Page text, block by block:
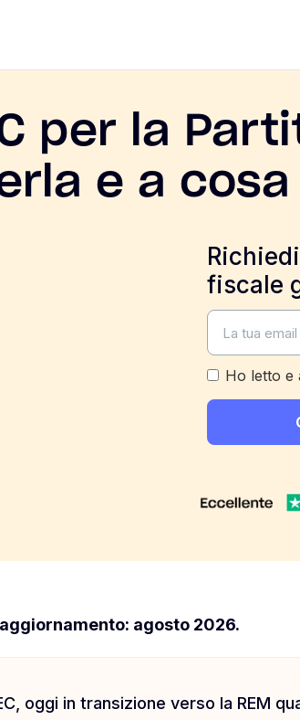
per la
e a
fiscale
Ho letto e
agosto 2026.
oggi in transizione verso la REM